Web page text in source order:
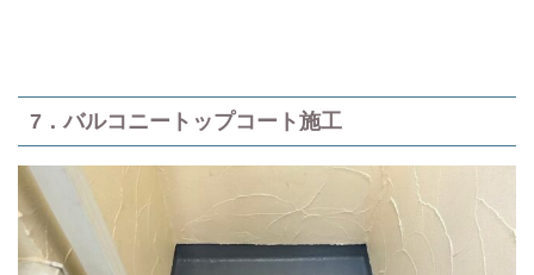
7．バルコニートップコート施工